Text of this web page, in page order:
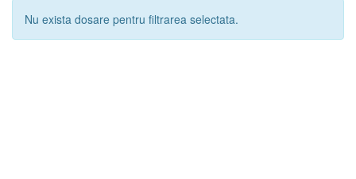
Nu exista dosare pentru filtrarea selectata.